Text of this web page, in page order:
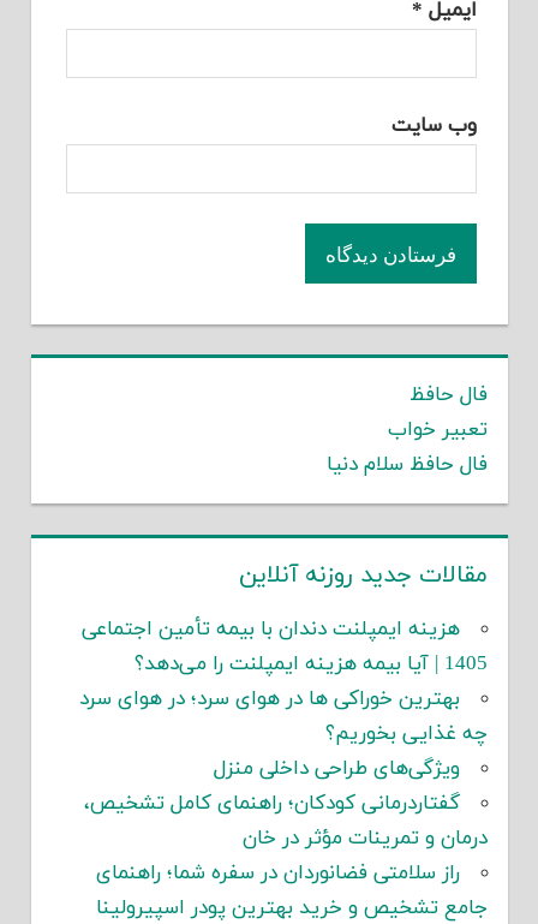
ایمیل *
وب‌ سایت
فال حافظ
تعبیر خواب
فال حافظ سلام دنیا
مقالات جدید روزنه آنلاین
هزینه ایمپلنت دندان با بیمه تأمین اجتماعی
1405 | آیا بیمه هزینه ایمپلنت را می‌دهد؟
بهترین خوراکی ها در هوای سرد؛ در هوای سرد
چه غذایی بخوریم؟
ویژگی‌های طراحی داخلی منزل
گفتاردرمانی کودکان؛ راهنمای کامل تشخیص،
درمان و تمرینات مؤثر در خان
راز سلامتی فضانوردان در سفره شما؛ راهنمای
جامع تشخیص و خرید بهترین پودر اسپیرولینا